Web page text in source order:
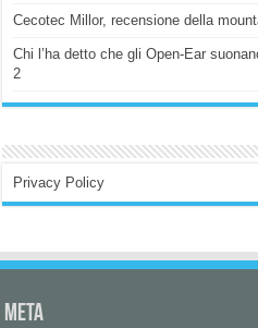
Cecotec Millor, recensione della
Chi l’ha detto che gli Open-Ear
2
Privacy Policy
Meta